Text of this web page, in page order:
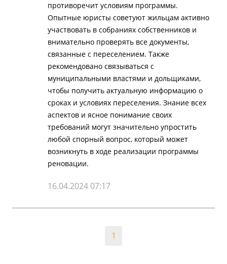
противоречит условиям программы.
Опытные юристы советуют жильцам активно
участвовать в собраниях собственников и
внимательно проверять все документы,
связанные с переселением. Также
рекомендовано связываться с
муниципальными властями и дольщиками,
чтобы получить актуальную информацию о
сроках и условиях переселения. Знание всех
аспектов и ясное понимание своих
требований могут значительно упростить
любой спорный вопрос, который может
возникнуть в ходе реализации программы
реновации.
16.04.2024 07:17
1